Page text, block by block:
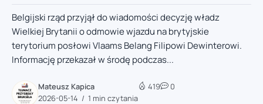
Belgijski rząd przyjął do wiadomości decyzję władz
Wielkiej Brytanii o odmowie wjazdu na brytyjskie
terytorium posłowi Vlaams Belang Filipowi Dewinterowi.
Informację przekazał w środę podczas...
Mateusz Kapica
2026-05-14
1 min czytania
419 0